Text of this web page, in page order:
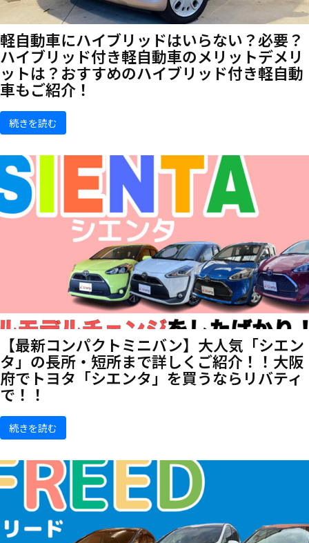
軽自動車にハイブリッドはいらない？必要？
ハイブリッド付き軽自動車のメリットデメリ
ットは？おすすめのハイブリッド付き軽自動
車もご紹介！
続きを読む
【最新コンパクトミニバン】大人気「シエン
タ」の長所・短所まで詳しくご紹介！！大阪
府でトヨタ「シエンタ」を買うならリバティ
で！！
続きを読む